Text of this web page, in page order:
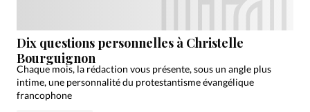
Dix questions personnelles à Christelle
Bourguignon
Chaque mois, la rédaction vous présente, sous un angle plus
intime, une personnalité du protestantisme évangélique
francophone